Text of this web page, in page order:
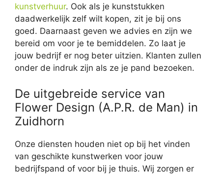
kunstverhuur. Ook als je kunststukken
daadwerkelijk zelf wilt kopen, zit je bij ons
goed. Daarnaast geven we advies en zijn we
bereid om voor je te bemiddelen. Zo laat je
jouw bedrijf er nog beter uitzien. Klanten zullen
onder de indruk zijn als ze je pand bezoeken.
De uitgebreide service van
Flower Design (A.P.R. de Man) in
Zuidhorn
Onze diensten houden niet op bij het vinden
van geschikte kunstwerken voor jouw
bedrijfspand of voor bij je thuis. Wij zorgen er